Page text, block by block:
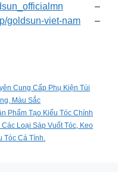
–
goldsun-viet-nam –
Cung Cấp Phụ Kiện Túi
Màu Sắc
Phẩm Tạo Kiểu Tóc Chính
Loại Sáp Vuốt Tóc, Keo
Tóc Cá Tính.